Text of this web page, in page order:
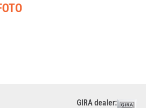
GIRA dealer: